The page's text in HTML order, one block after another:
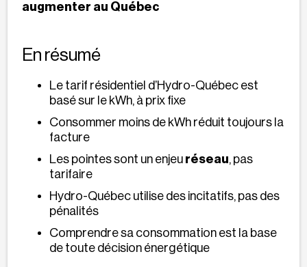
augmenter au Québec
En résumé
Le tarif résidentiel d’Hydro-Québec est
basé sur le kWh, à prix fixe
Consommer moins de kWh réduit toujours la
facture
Les pointes sont un enjeu réseau, pas
tarifaire
Hydro-Québec utilise des incitatifs, pas des
pénalités
Comprendre sa consommation est la base
de toute décision énergétique